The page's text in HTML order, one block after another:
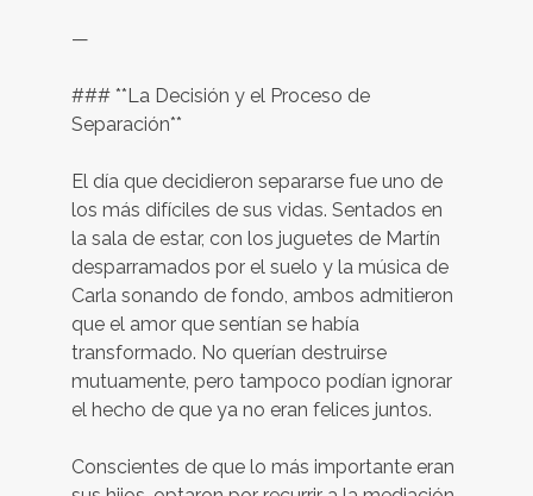
—
### **La Decisión y el Proceso de
Separación**
El día que decidieron separarse fue uno de
los más difíciles de sus vidas. Sentados en
la sala de estar, con los juguetes de Martín
desparramados por el suelo y la música de
Carla sonando de fondo, ambos admitieron
que el amor que sentían se había
transformado. No querían destruirse
mutuamente, pero tampoco podían ignorar
el hecho de que ya no eran felices juntos.
Conscientes de que lo más importante eran